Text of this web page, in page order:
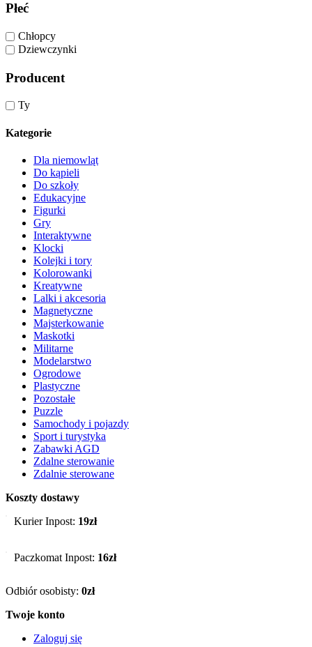
Płeć
Chłopcy
Dziewczynki
Producent
Ty
Kategorie
Dla niemowląt
Do kąpieli
Do szkoły
Edukacyjne
Figurki
Gry
Interaktywne
Klocki
Kolejki i tory
Kolorowanki
Kreatywne
Lalki i akcesoria
Magnetyczne
Majsterkowanie
Maskotki
Militarne
Modelarstwo
Ogrodowe
Plastyczne
Pozostałe
Puzzle
Samochody i pojazdy
Sport i turystyka
Zabawki AGD
Zdalne sterowanie
Zdalnie sterowane
Koszty dostawy
Kurier Inpost: 19zł
Paczkomat Inpost: 16zł
Odbiór osobisty: 0zł
Twoje konto
Zaloguj się